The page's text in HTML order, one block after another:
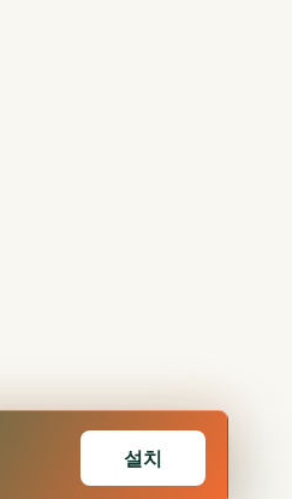
설치